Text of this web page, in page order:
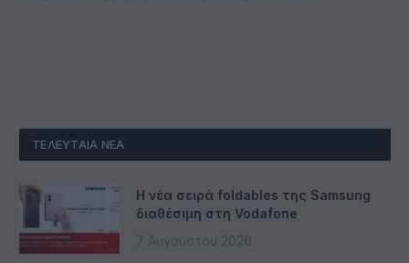
ΤΕΛΕΥΤΑΊΑ ΝΈΑ
Η νέα σειρά foldables της Samsung
διαθέσιμη στη Vodafone
7 Αυγούστου 2026